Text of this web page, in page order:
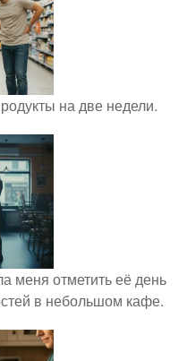
на две недели.
меня отметить её день
в небольшом кафе.